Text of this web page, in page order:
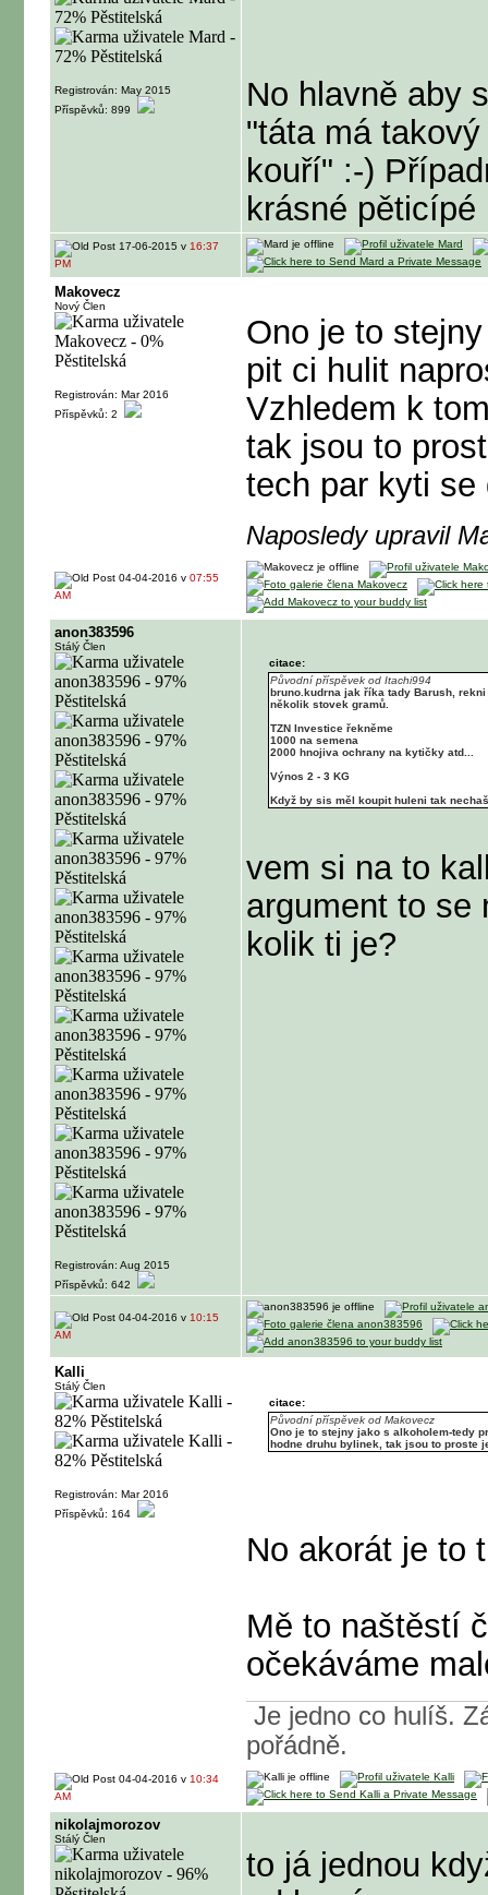
Registrován: May 2015
Příspěvků: 899
No hlavně aby
"táta má
kouří" :-)
krásné pěticípé
17-06-2015 v 16:37
PM
Makovecz
Nový Člen
Registrován: Mar 2016
Příspěvků: 2
Ono je to
pit ci hulit
Vzhledem k
tak jsou to
tech par kyti
Naposledy upravil
04-04-2016 v 07:55
AM
anon383596
Stálý Člen
Registrován: Aug 2015
Příspěvků: 642
citace:
Původní příspěvek od Itachi994
bruno.kudrna jak říka tady Barush,
několik stovek gramů.
TZN Investice řekněme
1000 na semena
2000 hnojiva ochrany na kytičky atd...
Výnos 2 - 3 KG
Když by sis měl koupit huleni tak
vem si na to
argument to se
kolik ti je?
04-04-2016 v 10:15
AM
Kalli
Stálý Člen
Registrován: Mar 2016
Příspěvků: 164
citace:
Původní příspěvek od Makovecz
Ono je to stejny jako s alkoholem-tedy
hodne druhu bylinek, tak jsou to proste
No akorát je to
Mě to naštěstí
očekáváme
Je jedno co hulíš.
pořádně.
04-04-2016 v 10:34
AM
nikolajmorozov
Stálý Člen
to já jednou